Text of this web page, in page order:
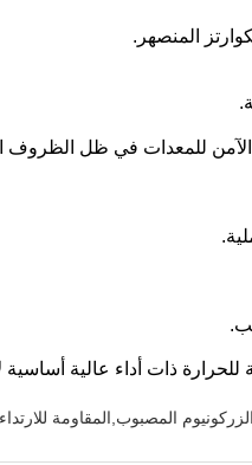
المنصهر.
الآمن للمعدات في ظل الظروف
ذات أداء عالية
المصبوب,المقاومة للارتداء